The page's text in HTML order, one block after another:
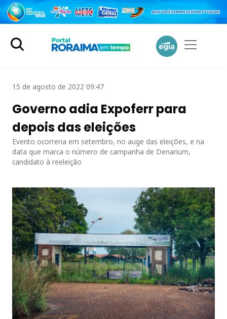
15 de agosto de 2022 09:47
Governo adia Expoferr para
depois das eleições
Evento ocorreria em setembro, no auge das eleições, e na
data que marca o número de campanha de Denarium,
candidato à reeleição